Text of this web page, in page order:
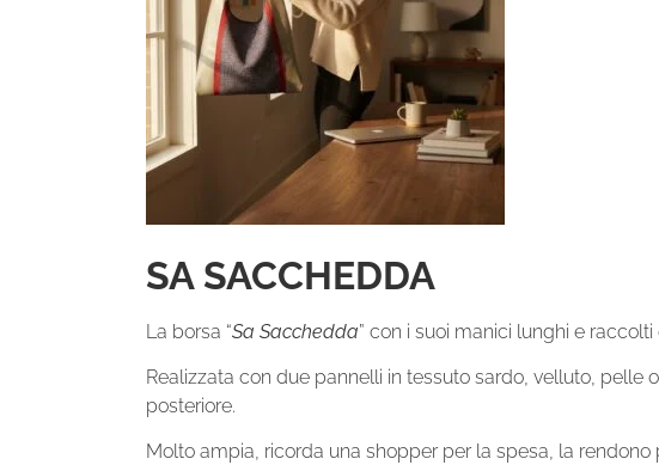
SA SACCHEDDA
La borsa “Sa Sacchedda” con i suoi manici lunghi e
Realizzata con due pannelli in tessuto sardo, velluto, pelle
posteriore.
Molto ampia, ricorda una shopper per la spesa, la